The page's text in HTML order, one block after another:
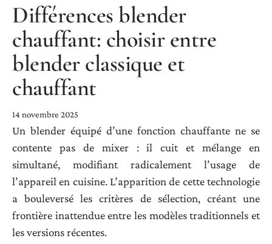
Différences blender
chauffant: choisir entre
blender classique et
chauffant
14 novembre 2025
Un blender équipé d’une fonction chauffante ne se
contente pas de mixer : il cuit et mélange en
simultané, modifiant radicalement l’usage de
l’appareil en cuisine. L’apparition de cette technologie
a bouleversé les critères de sélection, créant une
frontière inattendue entre les modèles traditionnels et
les versions récentes.